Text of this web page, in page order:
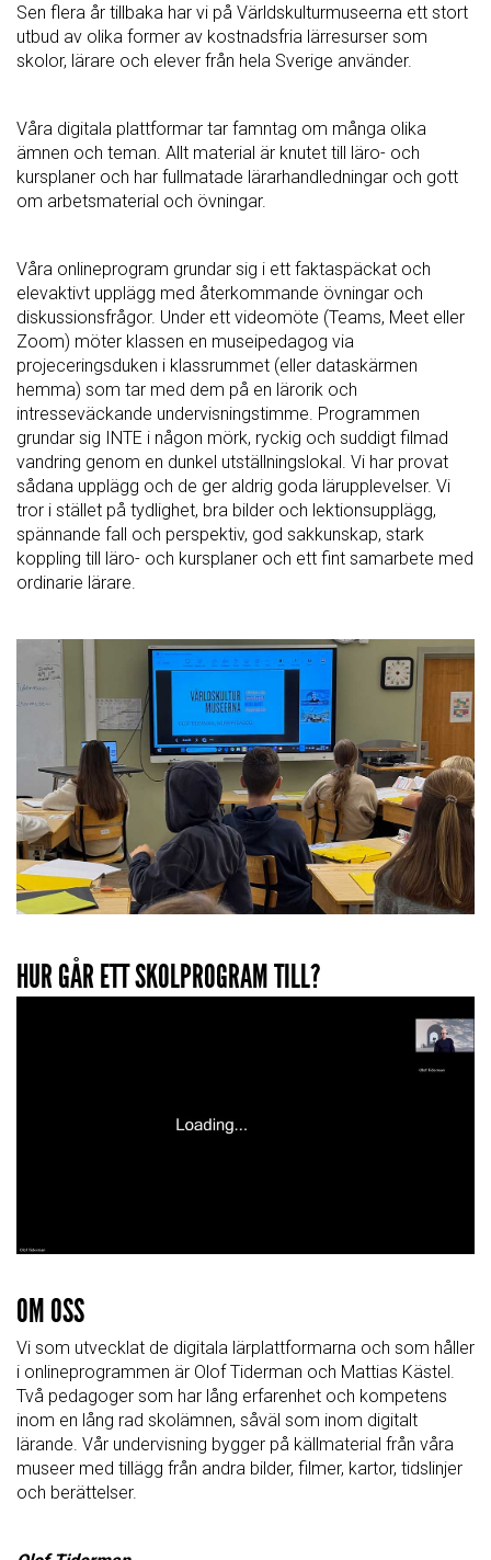
Sen flera år tillbaka har vi på Världskulturmuseerna ett stort
utbud av olika former av kostnadsfria lärresurser som
skolor, lärare och elever från hela Sverige använder.
Våra digitala plattformar tar famntag om många olika
ämnen och teman. Allt material är knutet till läro- och
kursplaner och har fullmatade lärarhandledningar och gott
om arbetsmaterial och övningar.
Våra onlineprogram grundar sig i ett faktaspäckat och
elevaktivt upplägg med återkommande övningar och
diskussionsfrågor. Under ett videomöte (Teams, Meet eller
Zoom) möter klassen en museipedagog via
projeceringsduken i klassrummet (eller dataskärmen
hemma) som tar med dem på en lärorik och
intresseväckande undervisningstimme. Programmen
grundar sig INTE i någon mörk, ryckig och suddigt filmad
vandring genom en dunkel utställningslokal. Vi har provat
sådana upplägg och de ger aldrig goda lärupplevelser. Vi
tror i stället på tydlighet, bra bilder och lektionsupplägg,
spännande fall och perspektiv, god sakkunskap, stark
koppling till läro- och kursplaner och ett fint samarbete med
ordinarie lärare.
HUR GÅR ETT SKOLPROGRAM TILL?
OM OSS
Vi som utvecklat de digitala lärplattformarna och som håller
i onlineprogrammen är Olof Tiderman och Mattias Kästel.
Två pedagoger som har lång erfarenhet och kompetens
inom en lång rad skolämnen, såväl som inom digitalt
lärande. Vår undervisning bygger på källmaterial från våra
museer med tillägg från andra bilder, filmer, kartor, tidslinjer
och berättelser.